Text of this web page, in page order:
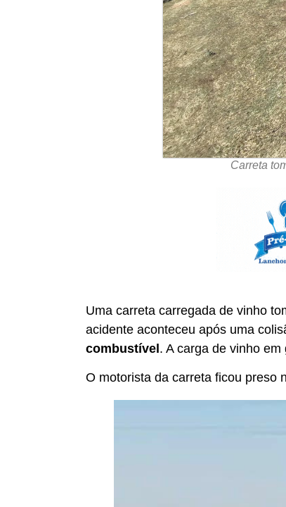
Carreta
Uma carreta carregada de vinho
acidente aconteceu após uma
combustível. A carga de vinho
O motorista da carreta ficou preso